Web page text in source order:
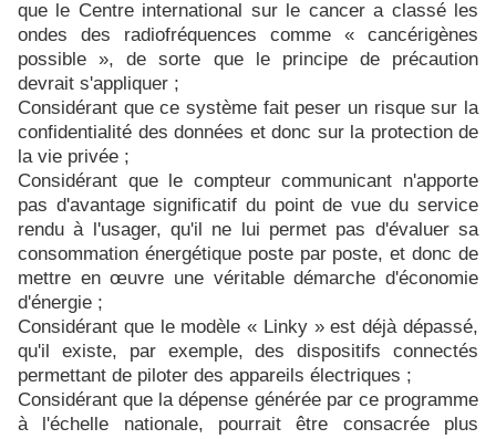
que le Centre international sur le cancer a classé les
ondes des radiofréquences comme « cancérigènes
possible »,de sorte que le principe de précaution
devrait s'appliquer ;
Considérant que ce système fait peser un risque sur la
confidentialité des données et donc sur la protection de
la vie privée ;
Considérant que le compteur communicant n'apporte
pas d'avantage significatif du point de vue du service
rendu à l'usager, qu'il ne lui permet pas d'évaluer sa
consommation énergétique poste par poste, et donc de
mettre en œuvre une véritable démarche d'économie
d'énergie ;
Considérant que le modèle « Linky » est déjà dépassé,
qu'il existe, par exemple, des dispositifs connectés
permettant de piloter des appareils électriques ;
Considérant que la dépense générée par ce programme
à l'échelle nationale, pourrait être consacrée plus